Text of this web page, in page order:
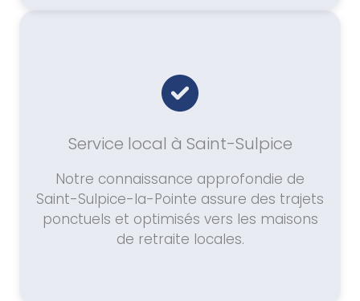
Service local à Saint-Sulpice
Notre connaissance approfondie de
Saint-Sulpice-la-Pointe assure des trajets
ponctuels et optimisés vers les maisons
de retraite locales.